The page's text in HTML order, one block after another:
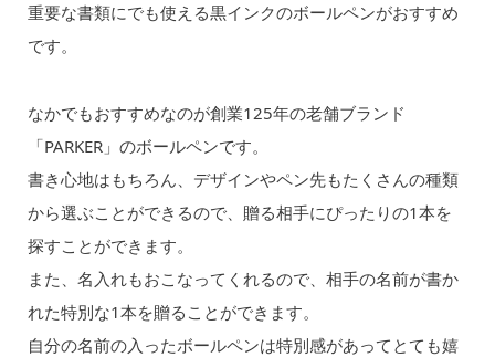
重要な書類にでも使える黒インクのボールペンがおすすめ
です。
なかでもおすすめなのが創業125年の老舗ブランド
「PARKER」のボールペンです。
書き心地はもちろん、デザインやペン先もたくさんの種類
から選ぶことができるので、贈る相手にぴったりの1本を
探すことができます。
また、名入れもおこなってくれるので、相手の名前が書か
れた特別な1本を贈ることができます。
自分の名前の入ったボールペンは特別感があってとても嬉